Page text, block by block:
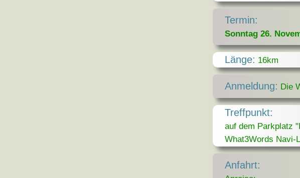
Termin:
Sonntag 26.
Länge: 16km
Anmeldung: Die
Treffpunkt:
auf dem Parkplatz
What3Words Navi-
Anfahrt: